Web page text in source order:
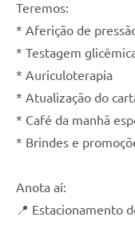
Teremos:
* Aferição de
* Testagem
* Auriculoterapia
* Atualização do
* Café da manhã
* Brindes e
Anota aí:
📍 Estacionamento